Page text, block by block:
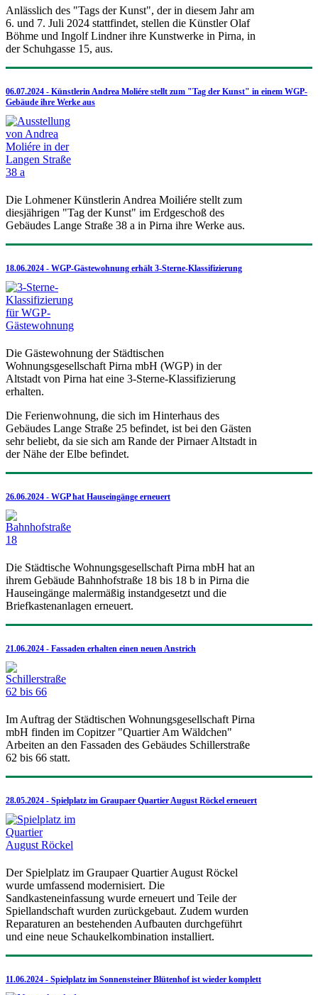
Anlässlich des "Tags der Kunst", der in diesem Jahr am
6. und 7. Juli 2024 stattfindet, stellen die Künstler Olaf
Böhme und Ingolf Lindner ihre Kunstwerke in Pirna, in
der Schuhgasse 15, aus.
06.07.2024 - Künstlerin Andrea Moliére stellt zum "Tag der Kunst" in einem WGP-
Gebäude ihre Werke aus
Die Lohmener Künstlerin Andrea Moiliére stellt zum
diesjährigen "Tag der Kunst" im Erdgeschoß des
Gebäudes Lange Straße 38 a in Pirna ihre Werke aus.
18.06.2024 - WGP-Gästewohnung erhält 3-Sterne-Klassifizierung
Die Gästewohnung der Städtischen
Wohnungsgesellschaft Pirna mbH (WGP) in der
Altstadt von Pirna hat eine 3-Sterne-Klassifizierung
erhalten.
Die Ferienwohnung, die sich im Hinterhaus des
Gebäudes Lange Straße 25 befindet, ist bei den Gästen
sehr beliebt, da sie sich am Rande der Pirnaer Altstadt in
der Nähe der Elbe befindet.
26.06.2024 - WGP hat Hauseingänge erneuert
Die Städtische Wohnungsgesellschaft Pirna mbH hat an
ihrem Gebäude Bahnhofstraße 18 bis 18 b in Pirna die
Hauseingänge malermäßig instandgesetzt und die
Briefkastenanlagen erneuert.
21.06.2024 - Fassaden erhalten einen neuen Anstrich
Im Auftrag der Städtischen Wohnungsgesellschaft Pirna
mbH finden im Copitzer "Quartier Am Wäldchen"
Arbeiten an den Fassaden des Gebäudes Schillerstraße
62 bis 66 statt.
28.05.2024 - Spielplatz im Graupaer Quartier August Röckel erneuert
Der Spielplatz im Graupaer Quartier August Röckel
wurde umfassend modernisiert. Die
Sandkasteneinfassung wurde erneuert und Teile der
Spiellandschaft wurden zurückgebaut. Zudem wurden
Reparaturen an bestehenden Aufbauten durchgeführt
und eine neue Schaukelkombination installiert.
11.06.2024 - Spielplatz im Sonnensteiner Blütenhof ist wieder komplett